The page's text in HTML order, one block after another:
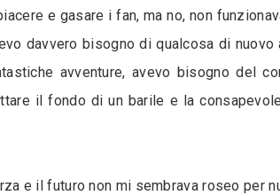
e gasare i fan, ma no, non
davvero bisogno di qualcosa di
avventure, avevo bisogno del
il fondo di un barile e la
e il futuro non mi sembrava roseo per